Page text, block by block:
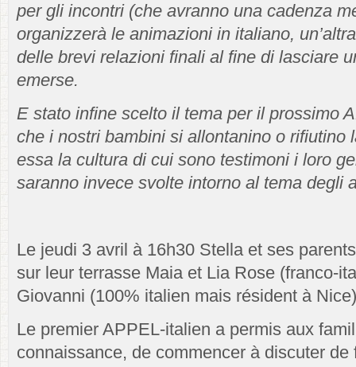
per gli incontri (che avranno una cadenza
organizzerà le animazioni in italiano,
delle brevi relazioni finali al fine di lasciare
emerse.
E stato infine scelto il tema per il prossimo
che i nostri bambini si allontanino o rifiutino
essa la cultura di cui sono testimoni i loro
saranno invece svolte intorno al tema degli
Le jeudi 3 avril à 16h30 Stella et ses
sur leur terrasse Maia et Lia Rose (franco-
Giovanni (100% italien mais résident à
Le premier APPEL-italien a permis aux
connaissance, de commencer à discuter